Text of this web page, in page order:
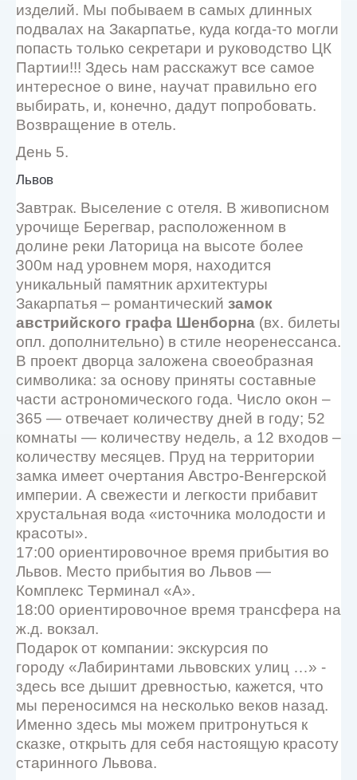
изделий. Мы побываем в самых длинных
подвалах на Закарпатье, куда когда-то могли
попасть только секретари и руководство ЦК
Партии!!! Здесь нам расскажут все самое
интересное о вине, научат правильно его
выбирать, и, конечно, дадут попробовать.
Возвращение в отель.
День 5.
Львов
Завтрак. Выселение с отеля. В живописном
урочище Берегвар, расположенном в
долине реки Латорица на высоте более
300м над уровнем моря, находится
уникальный памятник архитектуры
Закарпатья – романтический замок
австрийского графа Шенборна (вх. билеты
опл. дополнительно) в стиле неоренессанса.
В проект дворца заложена своеобразная
символика: за основу приняты составные
части астрономического года. Число окон –
365 — отвечает количеству дней в году; 52
комнаты — количеству недель, а 12 входов –
количеству месяцев. Пруд на территории
замка имеет очертания Австро-Венгерской
империи. А свежести и легкости прибавит
хрустальная вода «источника молодости и
красоты».
17:00 ориентировочное время прибытия во
Львов. Место прибытия во Львов —
Комплекс Терминал «А».
18:00 ориентировочное время трансфера на
ж.д. вокзал.
Подарок от компании: экскурсия по
городу «Лабиринтами львовских улиц …» -
здесь все дышит древностью, кажется, что
мы переносимся на несколько веков назад.
Именно здесь мы можем притронуться к
сказке, открыть для себя настоящую красоту
старинного Львова.